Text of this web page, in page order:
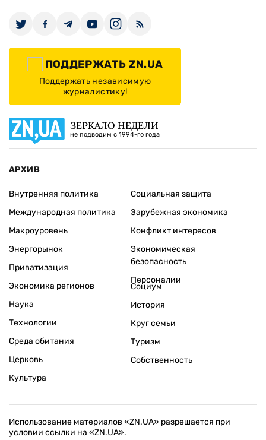
ПОДДЕРЖАТЬ ZN.UA
Поддержать независимую
журналистику!
ЗЕРКАЛО НЕДЕЛИ
не подводим с 1994-го года
АРХИВ
Внутренняя политика
Международная политика
Макроуровень
Энергорынок
Приватизация
Экономика регионов
Социальная защита
Зарубежная экономика
Конфликт интересов
Экономическая
безопасность
Персоналии
Наука
Технологии
Среда обитания
Церковь
Культура
Социум
История
Круг семьи
Туризм
Собственность
Использование материалов «ZN.UA» разрешается при
условии ссылки на «ZN.UA».